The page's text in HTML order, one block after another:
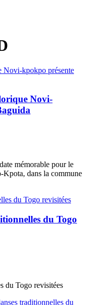
Novi-
mémorable pour le
dans la commune
du Togo
du Togo revisitées